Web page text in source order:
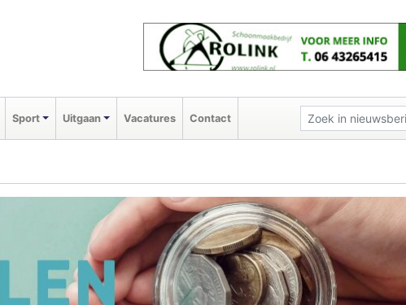
Sport Uitgaan Vacatures Contact